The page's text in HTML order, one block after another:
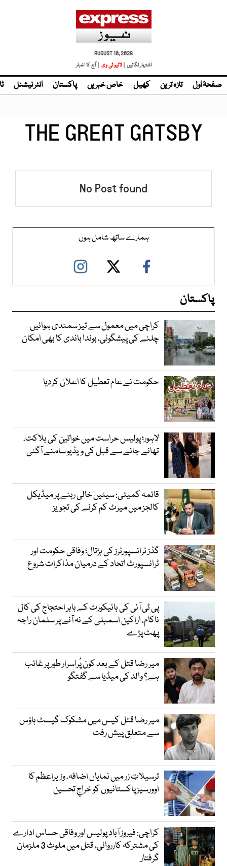
AUGUST 10, 2026
اشتہار لگائیں | لائیو ٹی وی | آج کا اخبار
صفحۂ اول تازہ ترین کھیل خاص خبریں پاکستان انٹر نیشنل
THE GREAT GATSBY
No Post found
ہمارے ساتھ شامل ہوں
پاکستان
کراچی میں معمول سے تیز سمندی ہوائیں
چلنے کی پیشگوئی، بوندا باندی کا بھی امکان
حکومت نے عام تعطیل کا اعلان کردیا
لاہور؛ پولیس حراست میں خواتین کی ہلاکت،
تھانے جانے سے قبل کی ویڈیو سامنے آگئی
قائمہ کمیٹی: سیٹیں خالی رہنے پر میڈیکل
کالجز میں میرٹ کم کرنے کی تجویز
گڈز ٹرانسپورٹرز کی ہڑتال؛ وفاقی حکومت اور
ٹرانسپورٹ اتحاد کے درمیان مذاکرات شروع
پی ٹی آئی کی ہائیکورٹ کے باہر احتجاج کی کال
ناکام، اراکین اسمبلی کے نہ آنے پر سلمان راجہ
پھٹ پڑے
میر رضا قتل کے بعد کون پُراسرار طور پر غائب
ہے؟ والد کی میڈیا سے گفتگو
میر رضا قتل کیس میں مشکوک گیسٹ ہاؤس
سے متعلق پیش رفت
ترسیلاتِ زر میں نمایاں اضافہ، وزیراعظم کا
اوورسیز پاکستانیوں کو خراجِ تحسین
کراچی: فیروز آباد پولیس اور وفاقی حساس ادارے
کی مشترکہ کارروائی، قتل میں ملوث 3 ملزمان
گرفتار